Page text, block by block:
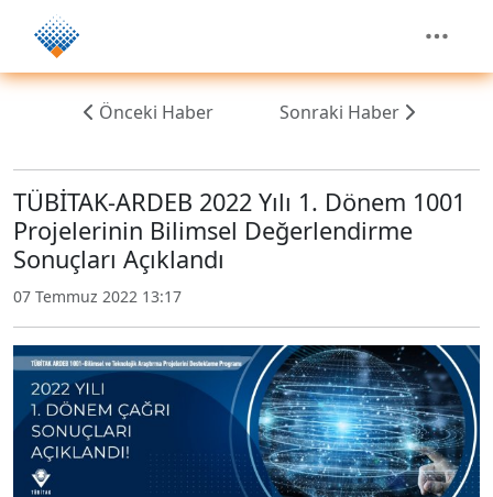
Önceki Haber Sonraki Haber
TÜBİTAK-ARDEB 2022 Yılı 1. Dönem 1001
Projelerinin Bilimsel Değerlendirme
Sonuçları Açıklandı
07 Temmuz 2022 13:17